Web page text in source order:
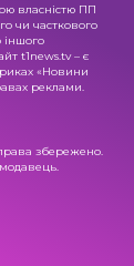
власністю ПП
чи часткового
іншого
t1news.tv – є
«Новини
реклами.
збережено.